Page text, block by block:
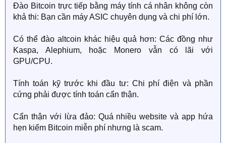
Đào Bitcoin trực tiếp bằng máy tính cá nhân không còn
khả thi: Bạn cần máy ASIC chuyên dụng và chi phí lớn.
Có thể đào altcoin khác hiệu quả hơn: Các đồng như
Kaspa, Alephium, hoặc Monero vẫn có lãi với
GPU/CPU.
Tính toán kỹ trước khi đầu tư: Chi phí điện và phần
cứng phải được tính toán cẩn thận.
Cẩn thận với lừa đảo: Quá nhiều website và app hứa
hẹn kiếm Bitcoin miễn phí nhưng là scam.